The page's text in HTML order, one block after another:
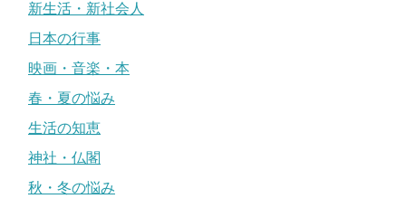
新生活・新社会人
日本の行事
映画・音楽・本
春・夏の悩み
生活の知恵
神社・仏閣
秋・冬の悩み